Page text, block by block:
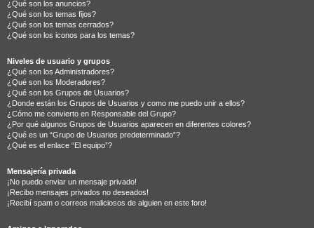
¿Qué son los anuncios?
¿Qué son los temas fijos?
¿Qué son los temas cerrados?
¿Qué son los iconos para los temas?
Niveles de usuario y grupos
¿Qué son los Administradores?
¿Qué son los Moderadores?
¿Qué son los Grupos de Usuarios?
¿Donde están los Grupos de Usuarios y como me puedo unir a ellos?
¿Cómo me convierto en Responsable del Grupo?
¿Por qué algunos Grupos de Usuarios aparecen en diferentes colores?
¿Qué es un “Grupo de Usuarios predeterminado”?
¿Qué es el enlace “El equipo”?
Mensajería privada
¡No puedo enviar un mensaje privado!
¡Recibo mensajes privados no deseados!
¡Recibí spam o correos maliciosos de alguien en este foro!